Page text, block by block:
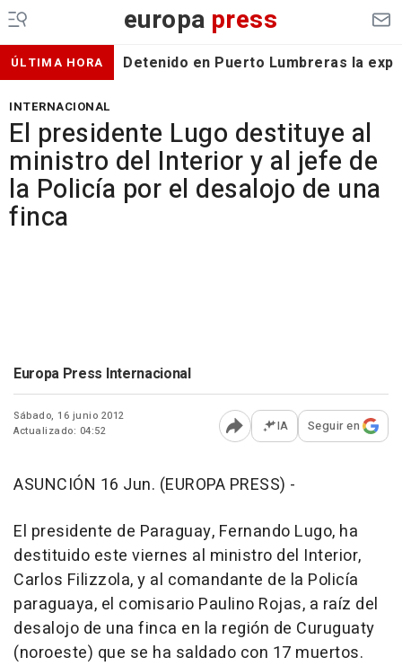
europa press
ÚLTIMA HORA Detenido en Puerto Lumbreras la
INTERNACIONAL
El presidente Lugo destituye al
ministro del Interior y al jefe de
la Policía por el desalojo de una
finca
Europa Press Internacional
Sábado, 16 junio 2012
Actualizado: 04:52
Abrir opciones para
IA Seguir en
ASUNCIÓN 16 Jun. (EUROPA PRESS) -
El presidente de Paraguay, Fernando Lugo, ha
destituido este viernes al ministro del Interior,
Carlos Filizzola, y al comandante de la Policía
paraguaya, el comisario Paulino Rojas, a raíz del
desalojo de una finca en la región de Curuguaty
(noroeste) que se ha saldado con 17 muertos.